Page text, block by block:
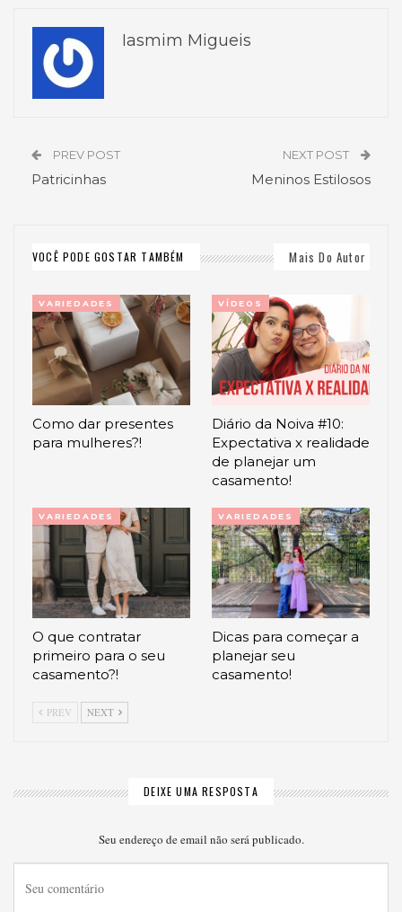
Iasmim Migueis
PREV POST
Patricinhas
NEXT POST
Meninos Estilosos
VOCÊ PODE GOSTAR TAMBÉM Mais Do Autor
VARIEDADES
Como dar presentes
para mulheres?!
VÍDEOS
Diário da Noiva #10:
Expectativa x realidade
de planejar um
casamento!
VARIEDADES
O que contratar
primeiro para o seu
casamento?!
VARIEDADES
Dicas para começar a
planejar seu
casamento!
PREV NEXT
DEIXE UMA RESPOSTA
Seu endereço de email não será publicado.